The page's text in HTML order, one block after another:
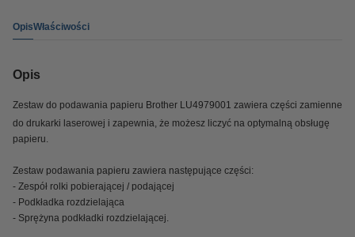
OpisWłaściwości
Opis
Zestaw do podawania papieru Brother LU4979001 zawiera części zamienne
do drukarki laserowej i zapewnia, że możesz liczyć na optymalną obsługę
papieru.
Zestaw podawania papieru zawiera następujące części:
- Zespół rolki pobierającej / podającej
- Podkładka rozdzielająca
- Sprężyna podkładki rozdzielającej.